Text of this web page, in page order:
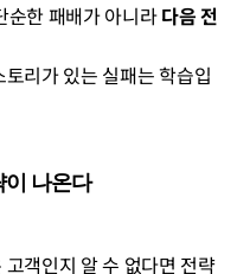
순한 패배가 아니라
다음 전
이 나온다